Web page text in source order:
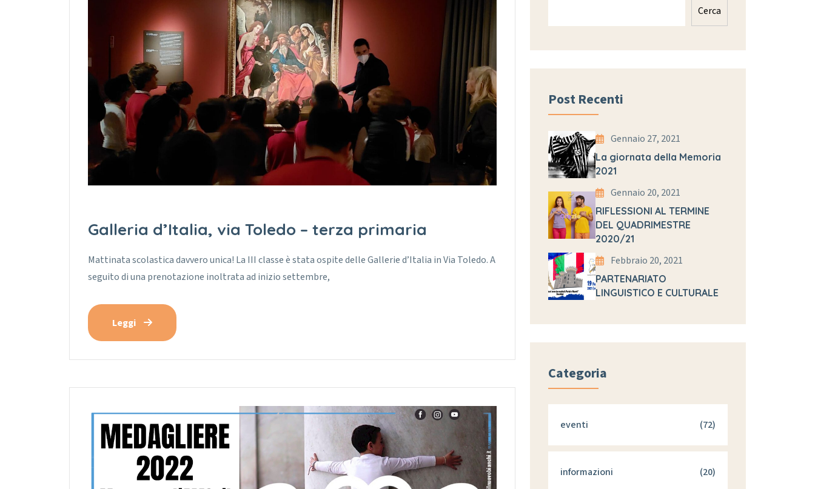
Galleria d’Italia, via Toledo – terza primaria
Mattinata scolastica davvero unica! La III classe è stata ospite delle Gallerie d’Italia in Via Toledo. A
seguito di una prenotazione inoltrata ad inizio settembre,
Leggi
Cerca
Post Recenti
Gennaio 27, 2021
La giornata della Memoria
2021
Gennaio 20, 2021
RIFLESSIONI AL TERMINE
DEL QUADRIMESTRE
2020/21
Febbraio 20, 2021
PARTENARIATO
LINGUISTICO E CULTURALE
Categoria
eventi (72)
informazioni (20)